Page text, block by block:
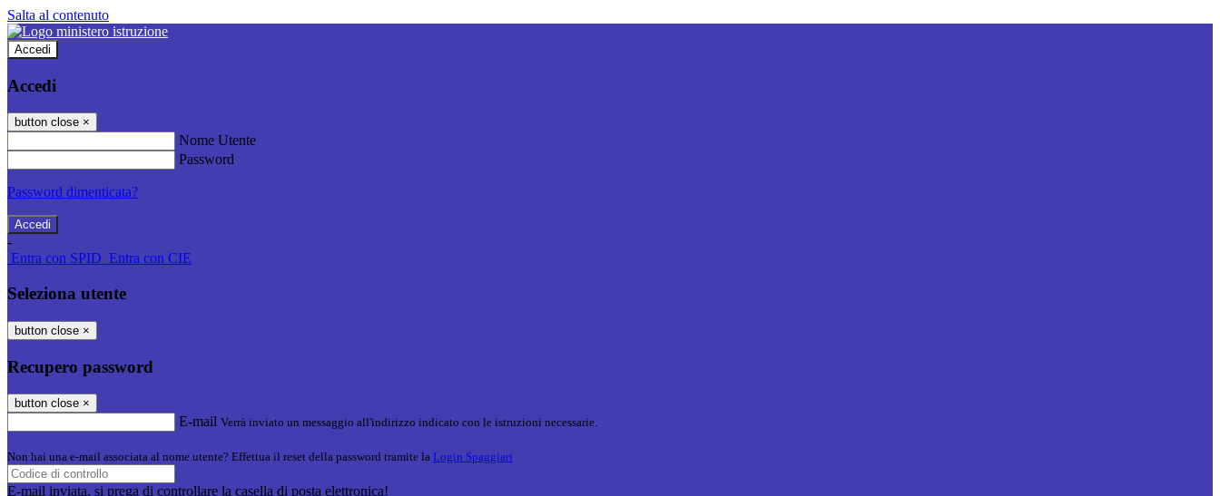
Salta al contenuto
Accedi
Accedi
button close ×
Nome Utente
Password
Password dimenticata?
-
Entra con SPID Entra con CIE
Seleziona utente
button close ×
Recupero password
button close ×
E-mail Verrà inviato un messaggio all'indirizzo indicato con le istruzioni necessarie.
Non hai una e-mail associata al nome utente? Effettua il reset della password tramite la Login Spaggiari
E-mail inviata, si prega di controllare la casella di posta elettronica!